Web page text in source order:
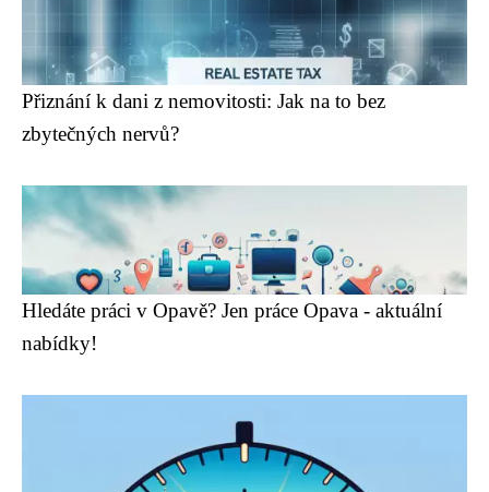
Přiznání k dani z nemovitosti: Jak na to bez
zbytečných nervů?
Hledáte práci v Opavě? Jen práce Opava - aktuální
nabídky!